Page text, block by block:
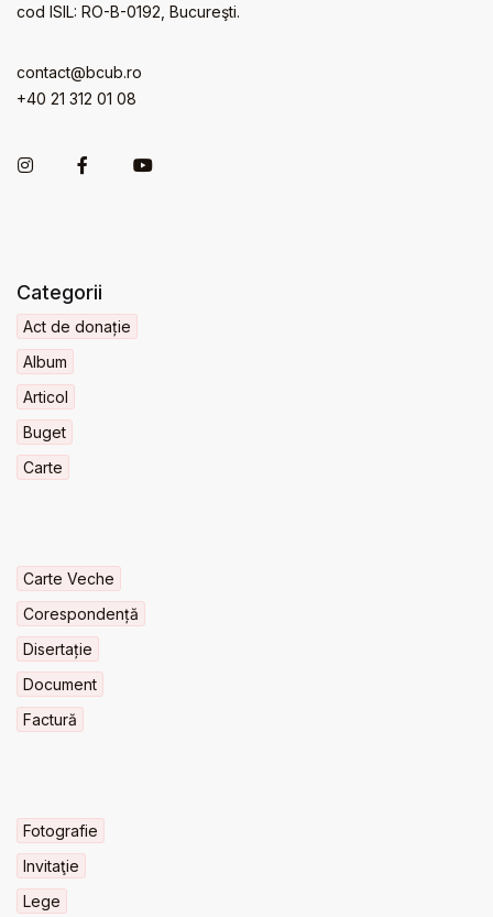
cod ISIL: RO-B-0192, Bucureşti.
contact@bcub.ro
+40 21 312 01 08
Categorii
Act de donație
Album
Articol
Buget
Carte
Carte Veche
Corespondență
Disertație
Document
Factură
Fotografie
Invitaţie
Lege